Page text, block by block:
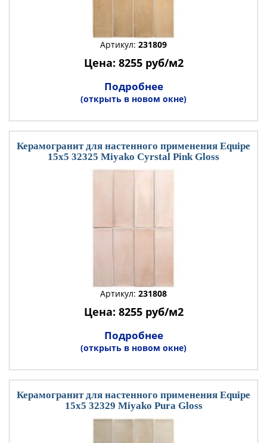
Артикул: 231809
Цена: 8255 руб/м2
Подробнее
(открыть в новом окне)
Керамогранит для настенного применения Equipe
15x5 32325 Miyako Cyrstal Pink Gloss
Артикул: 231808
Цена: 8255 руб/м2
Подробнее
(открыть в новом окне)
Керамогранит для настенного применения Equipe
15x5 32329 Miyako Pura Gloss